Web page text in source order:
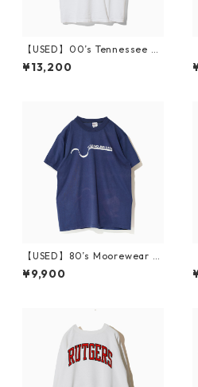
【USED】00’s Tennessee Ri
ver The Simpsons T-Shirt XL
¥13,200
【USED】80’s Moorewear U
SS IWO JIMA T-Shirt L
¥9,900